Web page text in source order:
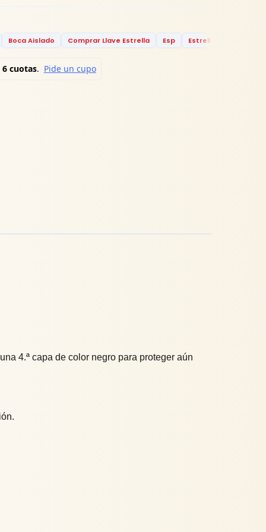
Boca Aislado Comprar Llave Estrella Esp Estrella
4.ª capa de color negro para proteger aún